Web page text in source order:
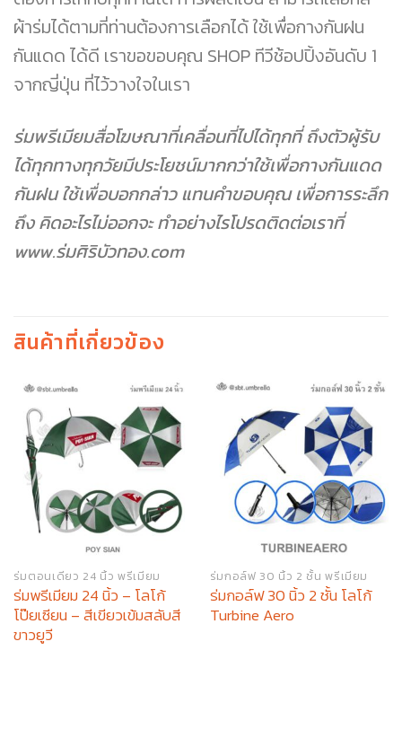
ผ้าร่มได้ตามที่ท่านต้องการเลือกได้ ใช้เพื่อกางกันฝน
กันแดด ได้ดี เราขอขอบคุณ SHOP ทีวีช้อปปิ้งอันดับ 1
จากญี่ปุ่น ที่ไว้วางใจในเรา
ร่มพรีเมียมสื่อโฆษณาที่เคลื่อนที่ไปได้ทุกที่ ถึงตัวผู้รับ
ได้ทุกทางทุกวัยมีประโยชน์มากกว่าใช้เพื่อกางกันแดด
กันฝน ใช้เพื่อบอกกล่าว แทนคำขอบคุณ เพื่อการระลึก
ถึง คิดอะไรไม่ออกจะ ทำอย่างไรโปรดติดต่อเราที่
www.ร่มศิริบัวทอง.com
สินค้าที่เกี่ยวข้อง
ร่มตอนเดียว 24 นิ้ว พรีเมียม
ร่มพรีเมียม 24 นิ้ว – โลโก้
โป๊ยเซียน – สีเขียวเข้มสลับสี
ขาวยูวี
ร่มกอล์ฟ 30 นิ้ว 2 ชั้น พรีเมียม
ร่มกอล์ฟ 30 นิ้ว 2 ชั้น โลโก้
Turbine Aero